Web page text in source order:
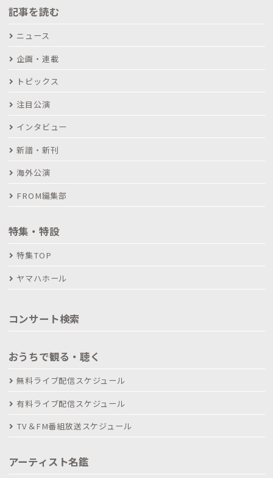
記事を読む
ニュース
企画・連載
トピックス
注目公演
インタビュー
新譜・新刊
海外公演
FROM編集部
特集・特設
特集TOP
ヤマハホール
コンサート検索
おうちで観る・聴く
無料ライブ配信スケジュール
有料ライブ配信スケジュール
TV＆FM番組放送スケジュール
アーティスト名鑑